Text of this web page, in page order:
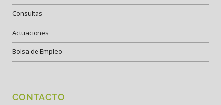
Consultas
Actuaciones
Bolsa de Empleo
CONTACTO